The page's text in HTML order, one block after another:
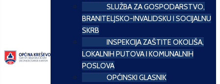
SLUŽBA ZA GOSPODARSTVO,
BRANITELJSKO-INVALIDSKU I SOCIJALNU
SKRB
INSPEKCIJA ZAŠTITE OKOLIŠA,
LOKALNIH PUTOVA I KOMUNALNIH
POSLOVA
OPĆINSKI GLASNIK